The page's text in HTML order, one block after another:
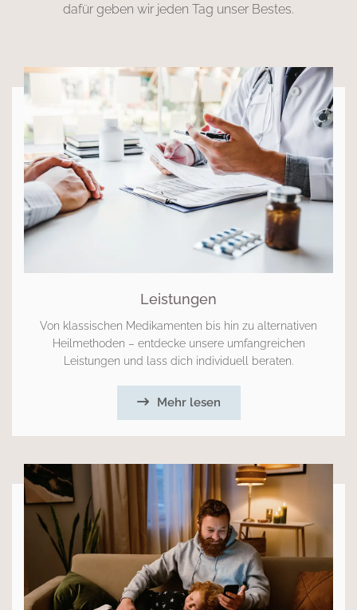
dafür geben wir jeden Tag unser Bestes.
Leistungen
Von klassischen Medikamenten bis hin zu alternativen
Heilmethoden – entdecke unsere umfangreichen
Leistungen und lass dich individuell beraten.
Mehr lesen